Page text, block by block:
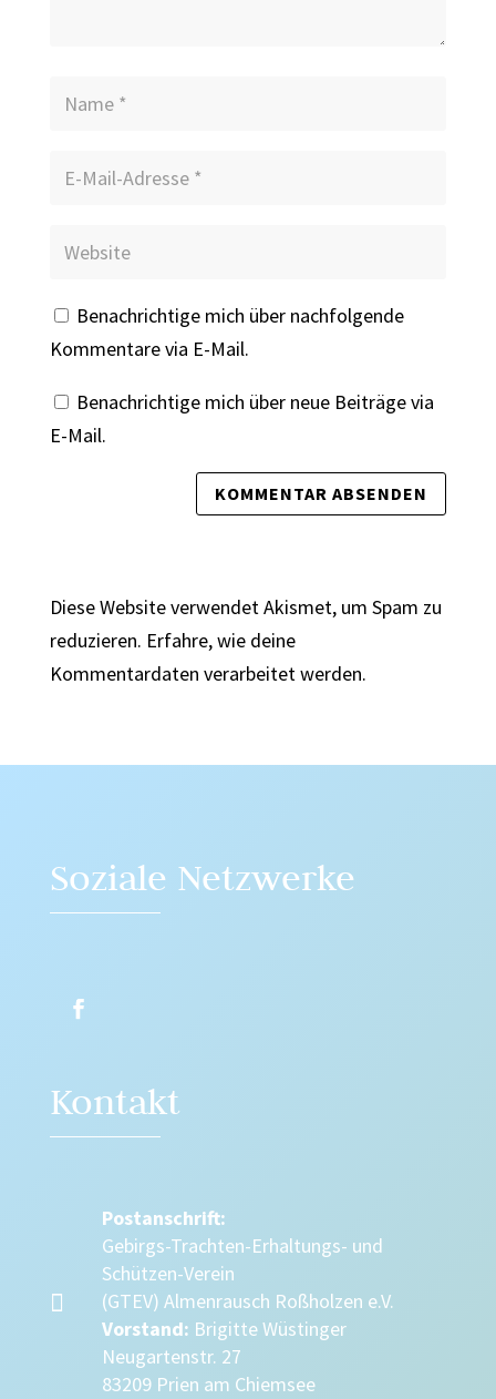
Benachrichtige mich über nachfolgende
Kommentare via E-Mail.
Benachrichtige mich über neue Beiträge via
E-Mail.
Diese Website verwendet Akismet, um Spam zu
reduzieren. Erfahre, wie deine
Kommentardaten verarbeitet werden.
Soziale Netzwerke
Kontakt

Postanschrift:
Gebirgs-Trachten-Erhaltungs- und
Schützen-Verein
(GTEV) Almenrausch Roßholzen e.V.
Vorstand: Brigitte Wüstinger
Neugartenstr. 27
83209 Prien am Chiemsee